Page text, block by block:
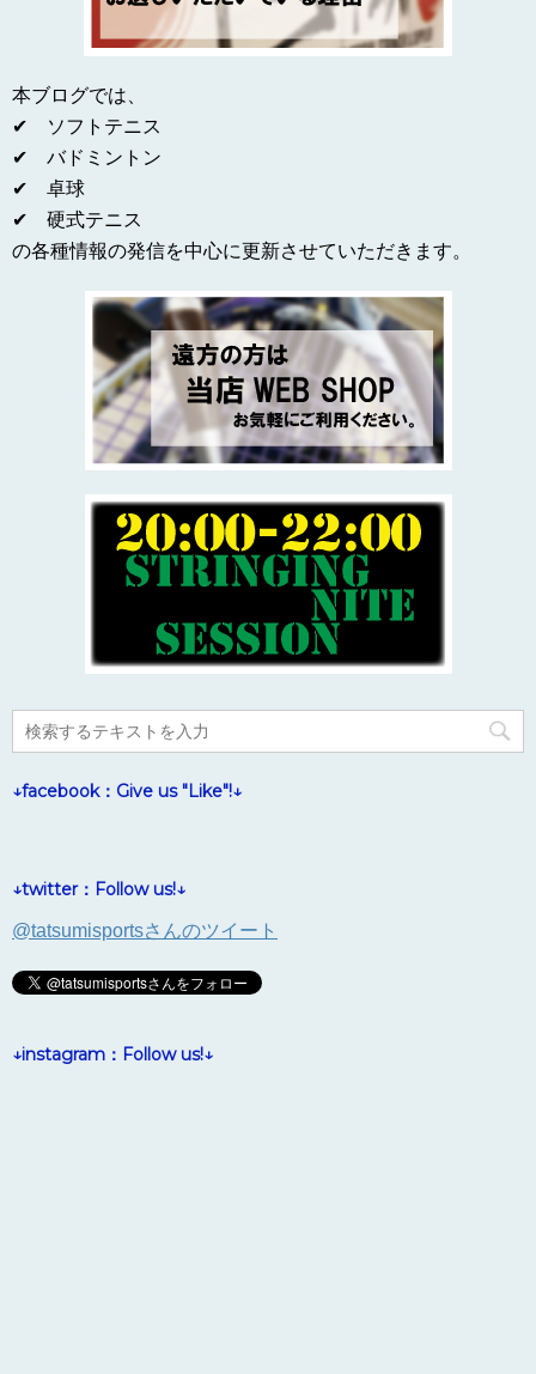
本ブログでは、
✔ ソフトテニス
✔ バドミントン
✔ 卓球
✔ 硬式テニス
の各種情報の発信を中心に更新させていただきます。
↓facebook：Give us "Like"!↓
↓twitter：Follow us!↓
@tatsumisportsさんのツイート
↓instagram：Follow us!↓